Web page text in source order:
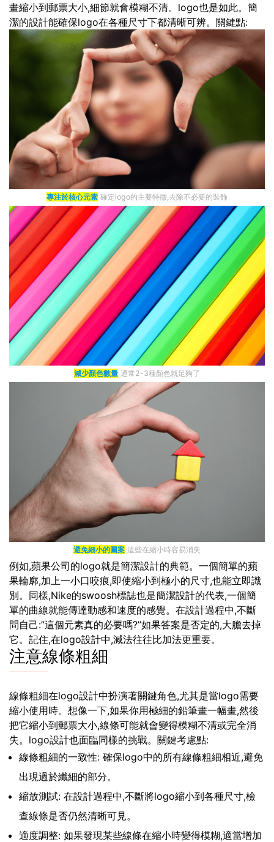
畫縮小到郵票大小,細節就會模糊不清。logo也是如此。簡
潔的設計能確保logo在各種尺寸下都清晰可辨。關鍵點:
專注於核心元素 確定logo的主要特徵,去除不必要的裝飾
減少顏色數量 通常2-3種顏色就足夠了
避免細小的圖案 這些在縮小時容易消失
例如,蘋果公司的logo就是簡潔設計的典範。一個簡單的蘋
果輪廓,加上一小口咬痕,即使縮小到極小的尺寸,也能立即識
別。同樣,Nike的swoosh標誌也是簡潔設計的代表,一個簡
單的曲線就能傳達動感和速度的感覺。在設計過程中,不斷
問自己:”這個元素真的必要嗎?”如果答案是否定的,大膽去掉
它。記住,在logo設計中,減法往往比加法更重要。
注意線條粗細
線條粗細在logo設計中扮演著關鍵角色,尤其是當logo需要
縮小使用時。想像一下,如果你用極細的鉛筆畫一幅畫,然後
把它縮小到郵票大小,線條可能就會變得模糊不清或完全消
失。logo設計也面臨同樣的挑戰。關鍵考慮點:
線條粗細的一致性: 確保logo中的所有線條粗細相近,避免
出現過於纖細的部分。
縮放測試: 在設計過程中,不斷將logo縮小到各種尺寸,檢
查線條是否仍然清晰可見。
適度調整: 如果發現某些線條在縮小時變得模糊,適當增加